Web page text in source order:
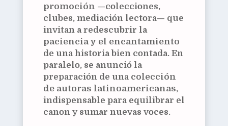
promoción —colecciones,
clubes, mediación lectora— que
invitan a redescubrir la
paciencia y el encantamiento
de una historia bien contada. En
paralelo, se anunció la
preparación de una colección
de autoras latinoamericanas,
indispensable para equilibrar el
canon y sumar nuevas voces.